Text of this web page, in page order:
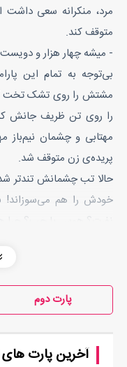
مرد، منکرانه سعی
متوقف کند.
- میشه چهار هزار و دویست
بی‌توجه به تمام این
مشتش را روی تشک تخت
را روی تن ظریف جانش
مهتابی و چشمان نیم‌باز
پریده‌ی زن متوقف شد.
حالا تب چشمانش تندتر
خودش را هم می‌سوزاند!
خیره به تن نیم‌برهنه‌ی
تن دلدار را با طمانینه
نحفیش می‌آمد؛ حتی اگر
صدای پچ‌پچک “مرگ”
پارت دوم
آخرین پارت